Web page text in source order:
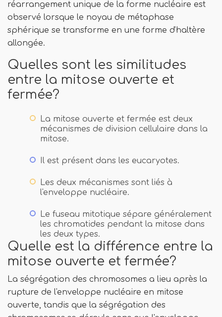
réarrangement unique de la forme nucléaire est
observé lorsque le noyau de métaphase
sphérique se transforme en une forme d'haltère
allongée.
Quelles sont les similitudes
entre la mitose ouverte et
fermée?
La mitose ouverte et fermée est deux
mécanismes de division cellulaire dans la
mitose.
Il est présent dans les eucaryotes.
Les deux mécanismes sont liés à
l'enveloppe nucléaire.
Le fuseau mitotique sépare généralement
les chromatides pendant la mitose dans
les deux types.
Quelle est la différence entre la
mitose ouverte et fermée?
La ségrégation des chromosomes a lieu après la
rupture de l'enveloppe nucléaire en mitose
ouverte, tandis que la ségrégation des